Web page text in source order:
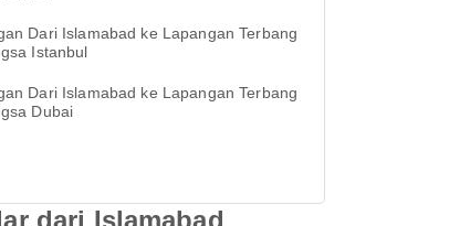
Dari Islamabad ke Lapangan Terbang
Istanbul
Dari Islamabad ke Lapangan Terbang
Dubai
dari Islamabad